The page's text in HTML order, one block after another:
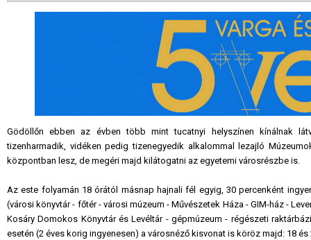
Gödöllőn ebben az évben több mint tucatnyi helyszínen kínálnak
tizenharmadik, vidéken pedig tizenegyedik alkalommal lezajló
központban lesz, de megéri majd kilátogatni az egyetemi városrészbe is.
Az este folyamán 18 órától másnap hajnali fél egyig, 30 percenként
(városi könyvtár - főtér - városi múzeum - Művészetek Háza - GIM-ház -
Kosáry Domokos Könyvtár és Levéltár - gépmúzeum - régészeti
esetén (2 éves korig ingyenesen) a városnéző kisvonat is köröz majd: 18